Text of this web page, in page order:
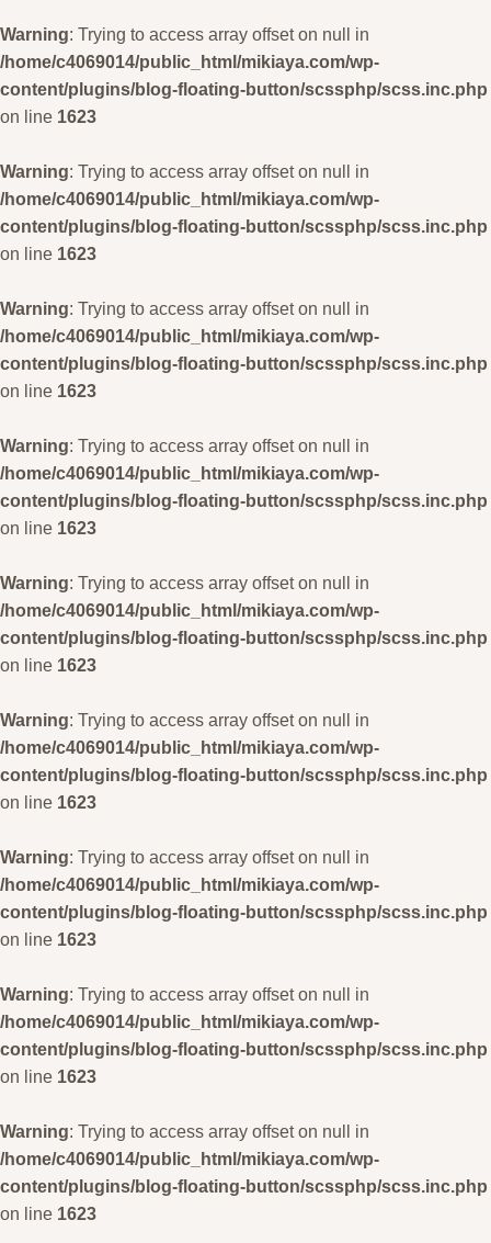
Warning: Trying to access array offset on null in
/home/c4069014/public_html/mikiaya.com/wp-
content/plugins/blog-floating-button/scssphp/scss.inc.php
on line 1623
Warning: Trying to access array offset on null in
/home/c4069014/public_html/mikiaya.com/wp-
content/plugins/blog-floating-button/scssphp/scss.inc.php
on line 1623
Warning: Trying to access array offset on null in
/home/c4069014/public_html/mikiaya.com/wp-
content/plugins/blog-floating-button/scssphp/scss.inc.php
on line 1623
Warning: Trying to access array offset on null in
/home/c4069014/public_html/mikiaya.com/wp-
content/plugins/blog-floating-button/scssphp/scss.inc.php
on line 1623
Warning: Trying to access array offset on null in
/home/c4069014/public_html/mikiaya.com/wp-
content/plugins/blog-floating-button/scssphp/scss.inc.php
on line 1623
Warning: Trying to access array offset on null in
/home/c4069014/public_html/mikiaya.com/wp-
content/plugins/blog-floating-button/scssphp/scss.inc.php
on line 1623
Warning: Trying to access array offset on null in
/home/c4069014/public_html/mikiaya.com/wp-
content/plugins/blog-floating-button/scssphp/scss.inc.php
on line 1623
Warning: Trying to access array offset on null in
/home/c4069014/public_html/mikiaya.com/wp-
content/plugins/blog-floating-button/scssphp/scss.inc.php
on line 1623
Warning: Trying to access array offset on null in
/home/c4069014/public_html/mikiaya.com/wp-
content/plugins/blog-floating-button/scssphp/scss.inc.php
on line 1623